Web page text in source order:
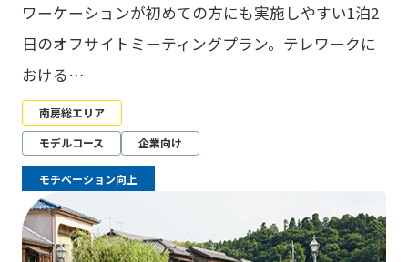
ワーケーションが初めての方にも実施しやすい1泊2
日のオフサイトミーティングプラン。テレワークに
おける…
南房総エリア
モデルコース
企業向け
モチベーション向上